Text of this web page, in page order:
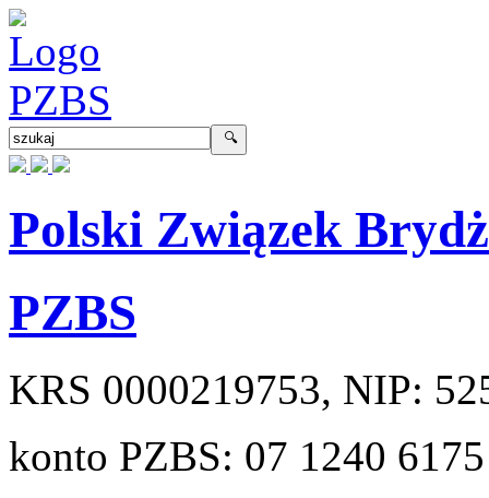
Polski Związek
PZBS
KRS 0000219753, NIP:
konto PZBS: 07 1240